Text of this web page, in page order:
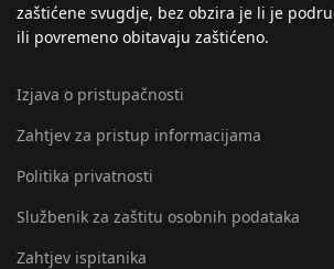
zaštićene svugdje, bez obzira je li je
ili povremeno obitavaju zaštićeno.
Izjava o pristupačnosti
Zahtjev za pristup informacijama
Politika privatnosti
Službenik za zaštitu osobnih podataka
Zahtjev ispitanika